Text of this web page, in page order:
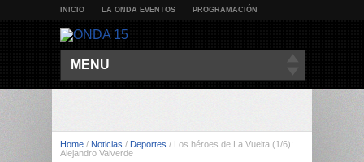
INICIO LA ONDA EVENTOS PROGRAMACIÓN
MENU
Home / Noticias / Deportes / Los héroes de La Vuelta (1/6):
Alejandro Valverde